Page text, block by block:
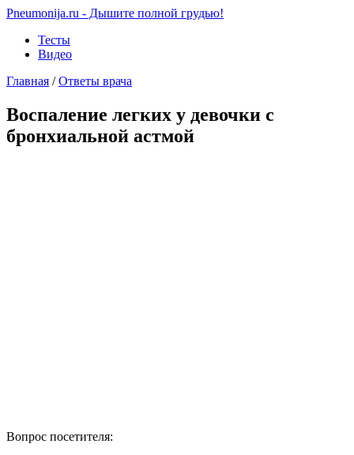
Pneumonija.ru - Дышите полной грудью!
Тесты
Видео
Главная / Ответы врача
Воспаление легких у девочки с
бронхиальной астмой
Вопрос посетителя: